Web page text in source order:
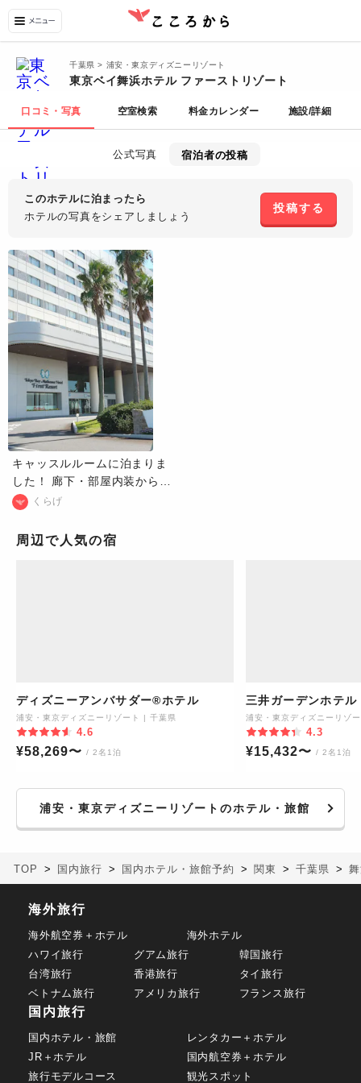
千葉県 > 浦安・東京ディズニーリゾート
東京ベイ舞浜ホテル ファーストリゾート
口コミ・写真 空室検索 料金カレンダー 施設/詳細
公式写真 宿泊者の投稿
このホテルに泊まったら
ホテルの写真をシェアしましょう
投稿する
キャッスルルームに泊まりま
した！ 廊下・部屋内装からお
城みたいで宿泊だけでも楽し
ススメです！
くらげ
周辺で人気の宿
ディズニーアンバサダー®ホテル
浦安・東京ディズニーリゾート | 千葉県
4.6
¥58,269〜 / 2名1泊
三井ガーデンホテ
浦安・東京ディズニーリゾ
4.3
¥15,432〜 / 2名1泊
浦安・東京ディズニーリゾートのホテル・旅館
TOP 国内旅行 国内ホテル・旅館予約 関東 千葉県
海外旅行
海外航空券＋ホテル
海外ホテル
ハワイ旅行
グアム旅行
韓国旅行
台湾旅行
香港旅行
タイ旅行
ベトナム旅行
アメリカ旅行 フランス旅行
国内旅行
国内ホテル・旅館
レンタカー＋ホテル
JR＋ホテル
国内航空券＋ホテル
旅行モデルコース
観光スポット